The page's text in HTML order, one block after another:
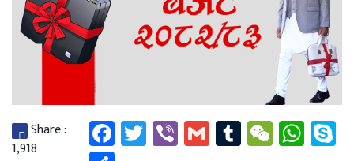
Share :
1,918
Facebook
Twitter
ViberGmailTumblr